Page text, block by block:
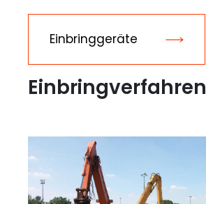
Einbringgeräte
Einbringverfahren